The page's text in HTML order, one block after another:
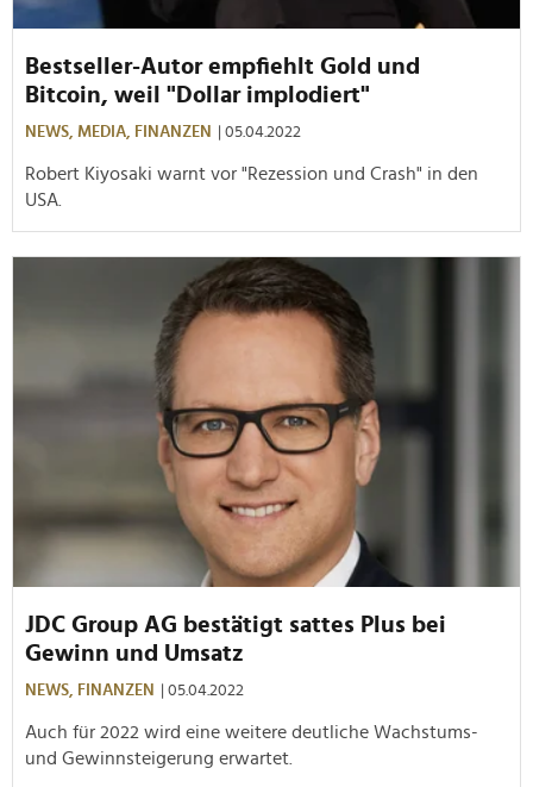
Bestseller-Autor empfiehlt Gold und
Bitcoin, weil "Dollar implodiert"
NEWS, MEDIA, FINANZEN | 05.04.2022
Robert Kiyosaki warnt vor "Rezession und Crash" in den
USA.
JDC Group AG bestätigt sattes Plus bei
Gewinn und Umsatz
NEWS, FINANZEN | 05.04.2022
Auch für 2022 wird eine weitere deutliche Wachstums-
und Gewinnsteigerung erwartet.